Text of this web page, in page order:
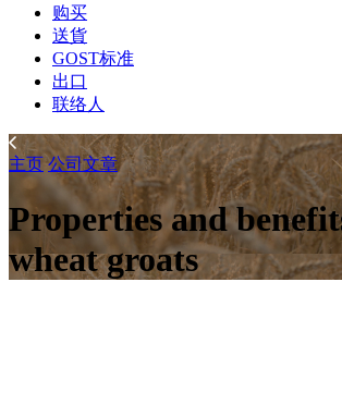
购买
送貨
GOST标准
出口
联络人
主页 公司文章
Properties and
wheat groats